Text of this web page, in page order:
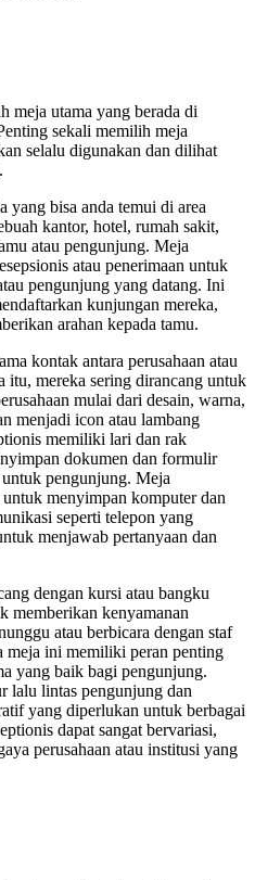
meja utama yang berada di
sekali memilih meja
selalu digunakan dan dilihat
yang bisa anda temui di area
kantor, hotel, rumah sakit,
atau pengunjung. Meja
atau penerimaan untuk
pengunjung yang datang. Ini
kunjungan mereka,
arahan kepada tamu.
kontak antara perusahaan atau
itu, mereka sering dirancang untuk
mulai dari desain, warna,
menjadi icon atau lambang
memiliki lari dan rak
dokumen dan formulir
pengunjung. Meja
menyimpan komputer dan
seperti telepon yang
menjawab pertanyaan dan
dengan kursi atau bangku
memberikan kenyamanan
atau berbicara dengan staf
meja ini memiliki peran penting
yang baik bagi pengunjung.
lalu lintas pengunjung dan
yang diperlukan untuk berbagai
dapat sangat bervariasi,
perusahaan atau institusi yang